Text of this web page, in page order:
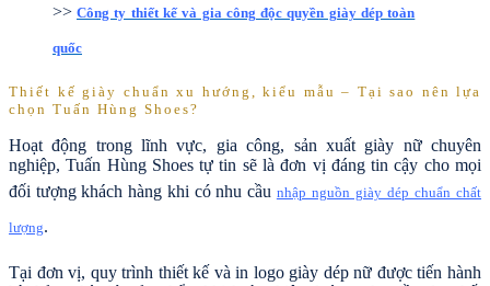
>> Công ty thiết kế và gia công độc quyền giày dép toàn
quốc
Thiết kế giày chuẩn xu hướng, kiểu mẫu – Tại sao nên lựa
chọn Tuấn Hùng Shoes?
Hoạt động trong lĩnh vực, gia công, sản xuất giày nữ chuyên
nghiệp, Tuấn Hùng Shoes tự tin sẽ là đơn vị đáng tin cậy cho mọi
đối tượng khách hàng khi có nhu cầu nhập nguồn giày dép chuẩn chất
lượng.
Tại đơn vị, quy trình thiết kế và in logo giày dép nữ được tiến hành